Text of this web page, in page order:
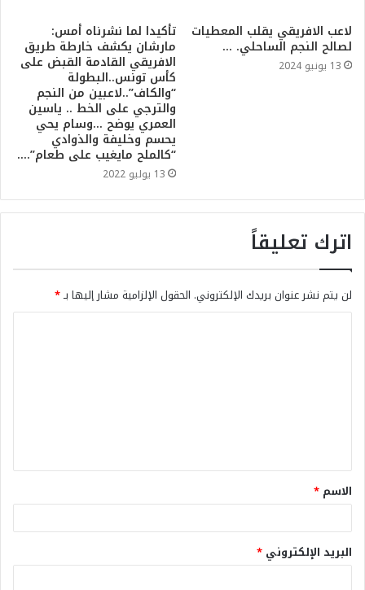
لاعب الافريقي يقلب المعطيات
لصالح النجم الساحلي. …
13 يونيو 2024
تأكيدا لما نشرناه أمس:
مارشان يكشف خارطة طريق
الافريقي القادمة القبض على
كأس تونس..البطولة
“والكاف”..لاعبين من النجم
والترجي على الخط .. ياسين
العمري يوضح …وسام يحي
يحسم وخليفة والذوادي
“كالملح مايغيب على طعام”….
13 يوليو 2022
اترك تعليقاً
لن يتم نشر عنوان بريدك الإلكتروني. الحقول الإلزامية مشار إليها بـ*
الاسم *
البريد الإلكتروني *